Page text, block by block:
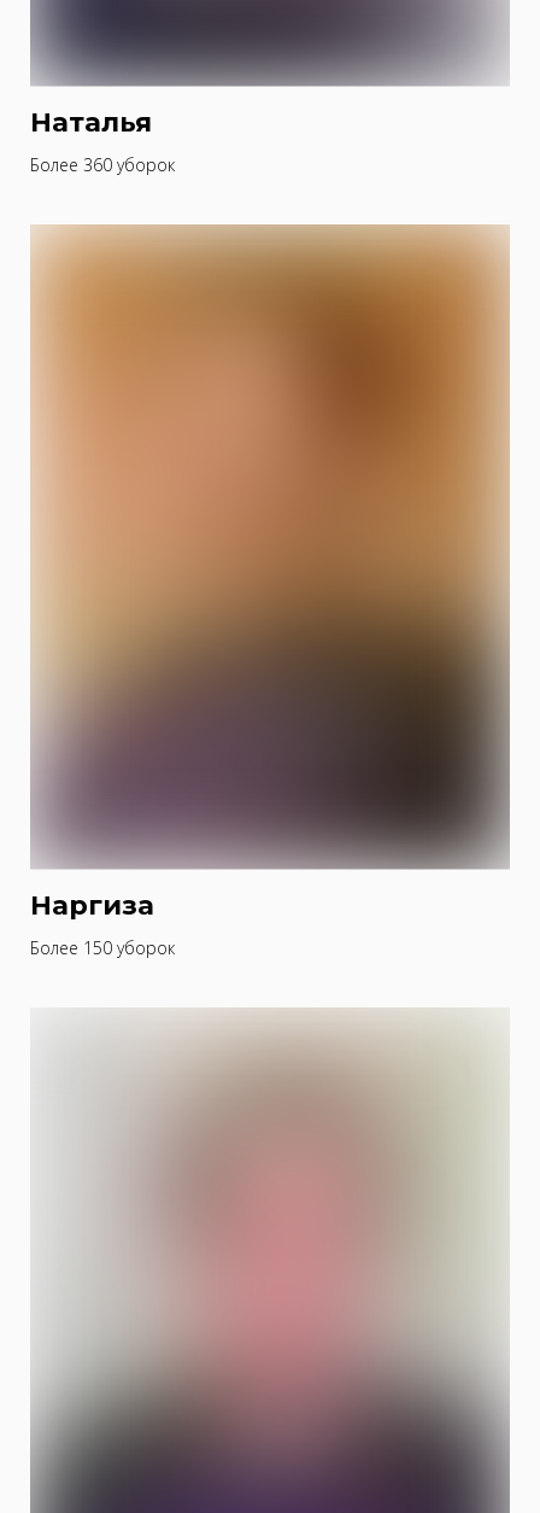
Наталья
Более 360 уборок
Наргиза
Более 150 уборок